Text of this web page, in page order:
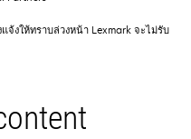
งให้ทราบล่วงหน้า Lexmark จะไม่รับ